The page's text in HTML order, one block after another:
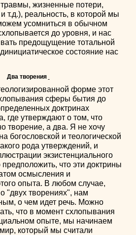
жизненные потери,
т.д.), реальность, в которой мы
усомниться в обычном
до уровня, и нас
предощущение тотальной
состояние нас
Два творения
форме этот
сферы бытия до
доктринах
где утверждают о том, что
творение, а два. Я не хочу
богословской и теологической
рода утверждений, и
экзистенциального
что эти доктрины
осмысления и
опыта. В любом случае,
"двух творениях", нам
о чем идет речь. Можно
что в момент схлопывания
опыте, мы начинаем
который мы считали